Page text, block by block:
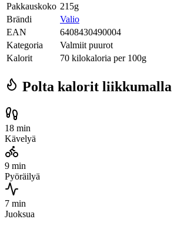
Pakkauskoko 215g
Brändi
Valio
EAN
6408430490004
Kategoria
Valmiit puurot
Kalorit
70 kilokaloria per 100g
Polta kalorit liikkumalla
18 min
Kävelyä
9 min
Pyöräilyä
7 min
Juoksua